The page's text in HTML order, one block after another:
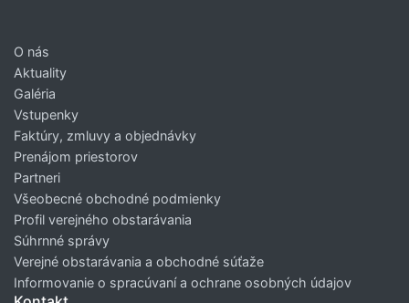
O nás
Aktuality
Galéria
Vstupenky
Faktúry, zmluvy a objednávky
Prenájom priestorov
Partneri
Všeobecné obchodné podmienky
Profil verejného obstarávania
Súhrnné správy
Verejné obstarávania a obchodné súťaže
Informovanie o spracúvaní a ochrane osobných údajov